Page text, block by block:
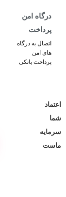
درگاه امن
پرداخت
اتصال به درگاه
های امن
پرداخت بانکی
اعتماد
شما
سرمایه
ماست